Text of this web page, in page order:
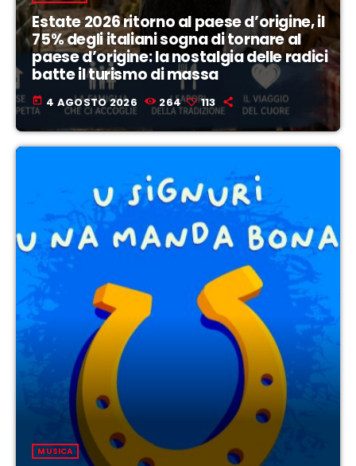
Estate 2026 ritorno al paese d’origine, il
75% degli italiani sogna di tornare al
paese d’origine: la nostalgia delle radici
batte il turismo di massa
today 4 AGOSTO 2026 264 113
MUSICA